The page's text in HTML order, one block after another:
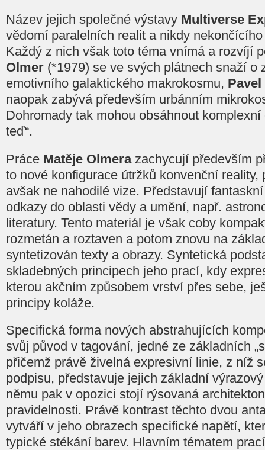
Název jejich společné výstavy Multiverse
vědomí paralelních realit a nikdy
Každý z nich však toto téma vnímá a rozvíjí
Olmer (*1979) se ve svých plátnech snaží o
emotivního galaktického makrokosmu, Pavel
naopak zabývá především urbánním
Dohromady tak mohou obsáhnout komplexní
teď“.
Práce Matěje Olmerazachycují především
to nové konfigurace útržků konvenční reality,
avšak ne nahodilé vize. Představují
odkazy do oblasti vědy a umění, např.
literatury. Tento materiál je však coby
rozmetán a roztaven a potom znovu na
syntetizován texty a obrazy. Syntetická
skladebných principech jeho prací, kdy
kterou akčním způsobem vrství přes sebe,
principy koláže.
Specifická forma nových abstrahujících
svůj původ v tagování, jedné ze základních
přičemž právě živelná expresivní linie, z níž
podpisu, představuje jejich základní
němu pak v opozici stojí rýsovaná
pravidelnosti. Právě kontrast těchto dvou
vytváří v jeho obrazech specifické napětí,
typické stékání barev. Hlavním tématem